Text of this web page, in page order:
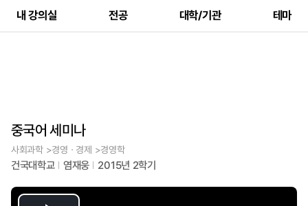
내 강의실 전공 대학/기관 테마
중국어 세미나
사회과학 >경영ㆍ경제 >경영학
건국대학교 염재웅 2015년 2학기